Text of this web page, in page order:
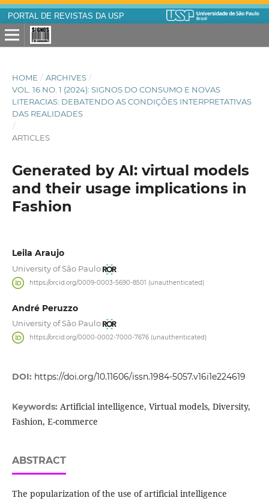
PORTAL DE REVISTAS DA USP
HOME / ARCHIVES /
VOL. 16 NO. 1 (2024): SIGNOS DO CONSUMO E NOVAS
LITERACIAS: DEBATENDO AS CONDIÇÕES INTERPRETATIVAS
DAS REALIDADES
/
ARTICLES
Generated by AI: virtual models
and their usage implications in
Fashion
Leila Araujo
University of São Paulo
https://orcid.org/0009-0003-5690-8501 (unauthenticated)
André Peruzzo
University of São Paulo
https://orcid.org/0000-0002-7000-7676 (unauthenticated)
DOI: https://doi.org/10.11606/issn.1984-5057.v16i1e224619
Keywords: Artificial intelligence, Virtual models, Diversity,
Fashion, E-commerce
ABSTRACT
The popularization of the use of artificial intelligence